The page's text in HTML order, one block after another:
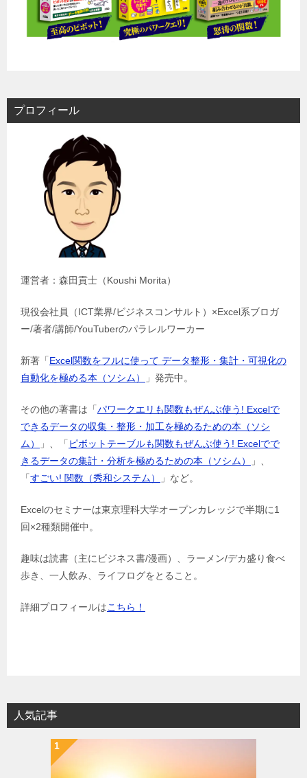
プロフィール
運営者：森田貢士（Koushi Morita）
現役会社員（ICT業界/ビジネスコンサルト）×Excel系ブロガ
ー/著者/講師/YouTuberのパラレルワーカー
新著「 Excel関数をフルに使って データ整形・集計・可視化の
自動化を極める本（ソシム）
」発売中。
その他の著書は「 パワークエリも関数もぜんぶ使う! Excelで
できるデータの収集・整形・加工を極めるための本（ソシ
ム）
」、「 ピボットテーブルも関数もぜんぶ使う! Excelでで
きるデータの集計・分析を極めるための本（ソシム）
」、
「 すごい! 関数（秀和システム） 」など。
Excelのセミナーは東京理科大学オープンカレッジで半期に1
回×2種類開催中。
趣味は読書（主にビジネス書/漫画）、ラーメン/デカ盛り食べ
歩き、一人飲み、ライフログをとること。
詳細プロフィールはこちら！
人気記事